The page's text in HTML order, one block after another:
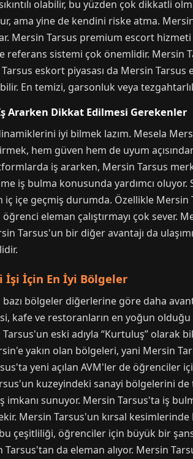
olabilir, bu yüzden çok dikkatli
ama yine de kendini riske atma.
Mersin Tarsus premium escort
referans sistemi çok önemlidir. Mersin
eskort piyasası da Mersin
En temizi, garsonluk veya
Ararken Dikkat Edilmesi Gerekenler
iyi bilmek lazım. Mesela
hem güven hem de uyum
iş ararken, Mersin Tarsus
iş bulma konusunda yardımcı oluyor.
içe geçmiş durumda. Özellikle Mersin
eleman çalıştırmayı çok sever.
Tarsus'un bir diğer avantajı da
İşi İçin En İyi Bölgeler
bölgeler diğerlerine göre daha
kafe ve restoranların en yoğun
eski adıyla “Kurtuluş”
yakın olan bölgeleri, yani Mersin
yeni açılan AVM'ler de öğrenciler
kuzeyindeki sanayi bölgelerini
sunuyor. Mersin Tarsus'ta iş
Mersin Tarsus'un kırsal
çeşitliliği, öğrenciler için büyük bir
da eleman alıyor. Mersin